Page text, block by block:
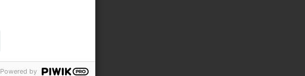
Powered by